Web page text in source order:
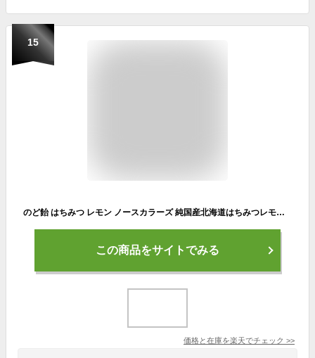
15
のど飴 はちみつ レモン ノースカラーズ 純国産北海道はちみつレモンのど飴 57g 4個セット
この商品をサイトでみる
価格と在庫を楽天でチェック >>